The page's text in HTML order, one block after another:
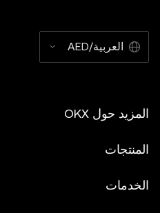
العربية/AED
المزيد حول OKX
المنتجات
الخدمات